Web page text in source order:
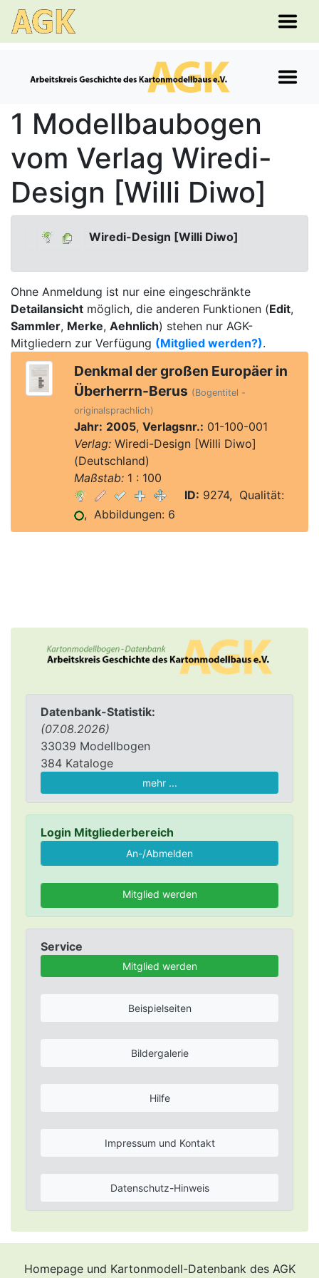
Datenbank-Statistik:
(07.08.2026)
33039 Modellbogen
384 Kataloge
mehr ...
Login Mitgliederbereich
Mitglied werden
Service
Mitglied werden
Beispielseiten
Bildergalerie
Hilfe
Impressum und Kontakt
Datenschutz-Hinweis
1 Modellbaubogen
vom Verlag Wiredi-
Design [Willi Diwo]
Wiredi-Design [Willi Diwo]
Ohne Anmeldung ist nur eine eingeschränkte
Detailansicht möglich, die anderen Funktionen (Edit,
Sammler, Merke, Aehnlich) stehen nur AGK-
Mitgliedern zur Verfügung (Mitglied werden?).
Denkmal der großen Europäer in
Überherrn-Berus (Bogentitel -
originalsprachlich)
Jahr: 2005, Verlagsnr.: 01-100-001
Verlag:Wiredi-Design [Willi Diwo]
(Deutschland)
Maßstab:1 : 100
ID: 9274, Qualität:
, Abbildungen: 6
Homepage und Kartonmodell-Datenbank des AGK